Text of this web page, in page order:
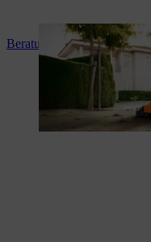
Beratung und